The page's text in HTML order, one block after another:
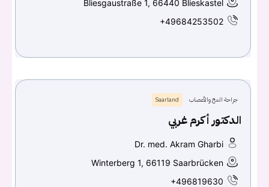
Bliesgaustraße 1, 66440 Blieskastel
+49684253502
جراحة المخ والأعصاب Saarland
الدكتور أكرم غربي
Dr. med. Akram Gharbi
Winterberg 1, 66119 Saarbrücken
+496819630